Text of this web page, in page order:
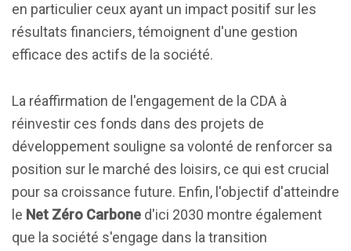
en particulier ceux ayant un impact positif sur les
résultats financiers, témoignent d'une gestion
efficace des actifs de la société.
La réaffirmation de l'engagement de la CDA à
réinvestir ces fonds dans des projets de
développement souligne sa volonté de renforcer sa
position sur le marché des loisirs, ce qui est crucial
pour sa croissance future. Enfin, l'objectif d'atteindre
le Net Zéro Carbone d'ici 2030 montre également
que la société s'engage dans la transition